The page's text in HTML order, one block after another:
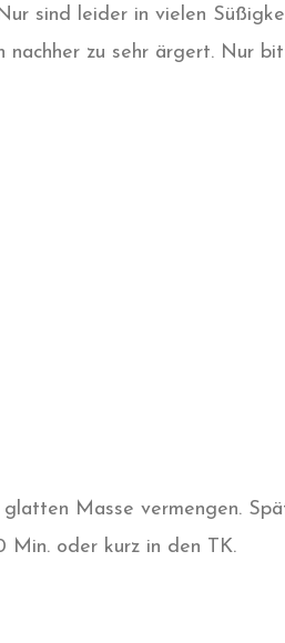
sind leider in vielen
nachher zu sehr ärgert. Nur
Masse vermengen.
Min. oder kurz in den TK.